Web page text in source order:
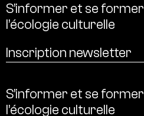
S’informer et se former
l’écologie culturelle
S’informer et se former
l’écologie culturelle